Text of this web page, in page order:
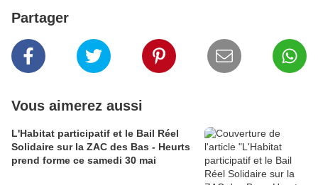
Partager
Vous aimerez aussi
L'Habitat participatif et le Bail Réel
Solidaire sur la ZAC des Bas - Heurts
prend forme ce samedi 30 mai